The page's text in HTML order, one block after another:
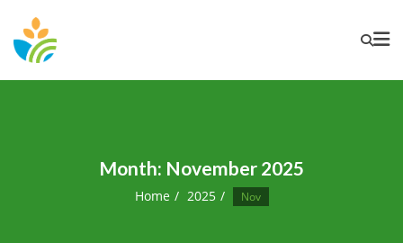
Month: November 2025
Home 2025 Nov